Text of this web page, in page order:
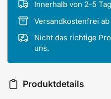
Innerhalb von 2-5
Versandkostenfrei ab
Nicht das richtige
uns.
Produktdetails